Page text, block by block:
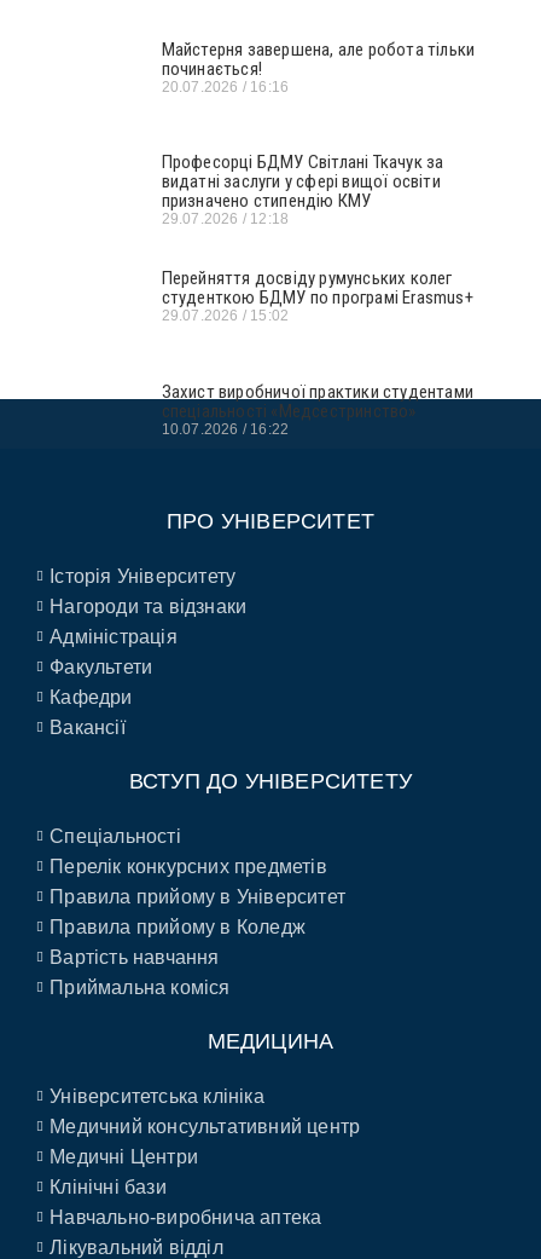
Майстерня завершена, але робота тільки
починається!
20.07.2026 16:16
Професорці БДМУ Світлані Ткачук за
видатні заслуги у сфері вищої освіти
призначено стипендію КМУ
29.07.2026 12:18
Перейняття досвіду румунських колег
студенткою БДМУ по програмі Erasmus+
29.07.2026 15:02
Захист виробничої практики студентами
спеціальності «Медсестринство»
10.07.2026 16:22
ПРО УНІВЕРСИТЕТ
Історія Університету
Нагороди та відзнаки
Адміністрація
Факультети
Кафедри
Вакансії
ВСТУП ДО УНІВЕРСИТЕТУ
Спеціальності
Перелік конкурсних предметів
Правила прийому в Університет
Правила прийому в Коледж
Вартість навчання
Приймальна коміся
МЕДИЦИНА
Університетська клініка
Медичний консультативний центр
Медичні Центри
Клінічні бази
Навчально-виробнича аптека
Лікувальний відділ